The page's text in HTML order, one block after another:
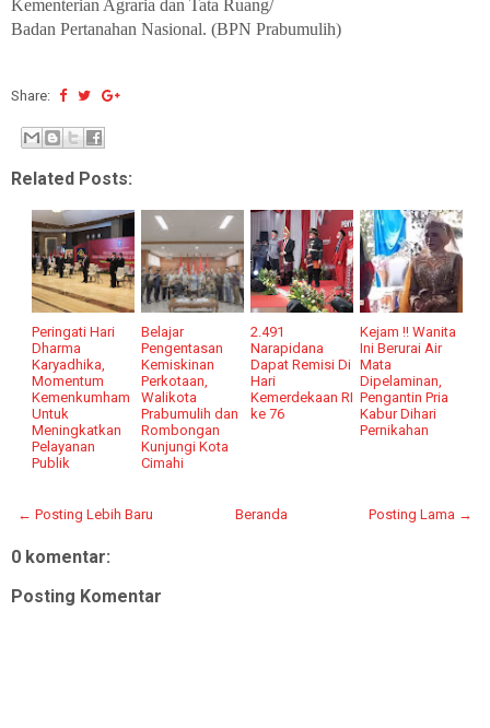
Kementerian Agraria dan Tata Ruang/
Badan Pertanahan Nasional. (BPN Prabumulih)
Share:
Related Posts:
Peringati Hari
Dharma
Karyadhika,
Momentum
Kemenkumham
Untuk
Meningkatkan
Pelayanan
Publik
Belajar
Pengentasan
Kemiskinan
Perkotaan,
Walikota
Prabumulih dan
Rombongan
Kunjungi Kota
Cimahi
2.491
Narapidana
Dapat Remisi Di
Hari
Kemerdekaan RI
ke 76
Kejam !! Wanita
Ini Berurai Air
Mata
Dipelaminan,
Pengantin Pria
Kabur Dihari
Pernikahan
← Posting Lebih Baru Posting Lama →
Beranda
0 komentar:
Posting Komentar